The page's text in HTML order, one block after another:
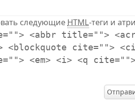
следующие HTML-теги и
<abbr title="">
cite="">
<em> <i> <q